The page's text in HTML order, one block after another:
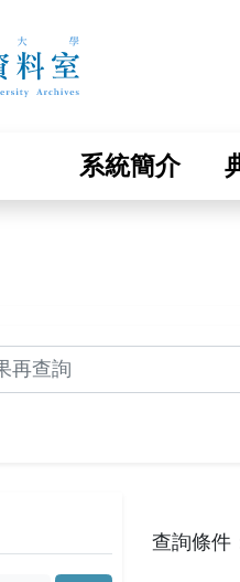
靜宜大學-校史
系統簡介
查詢條件